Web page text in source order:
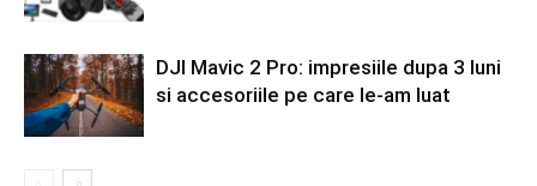
DJI Mavic 2 Pro: impresiile dupa 3 luni
si accesoriile pe care le-am luat